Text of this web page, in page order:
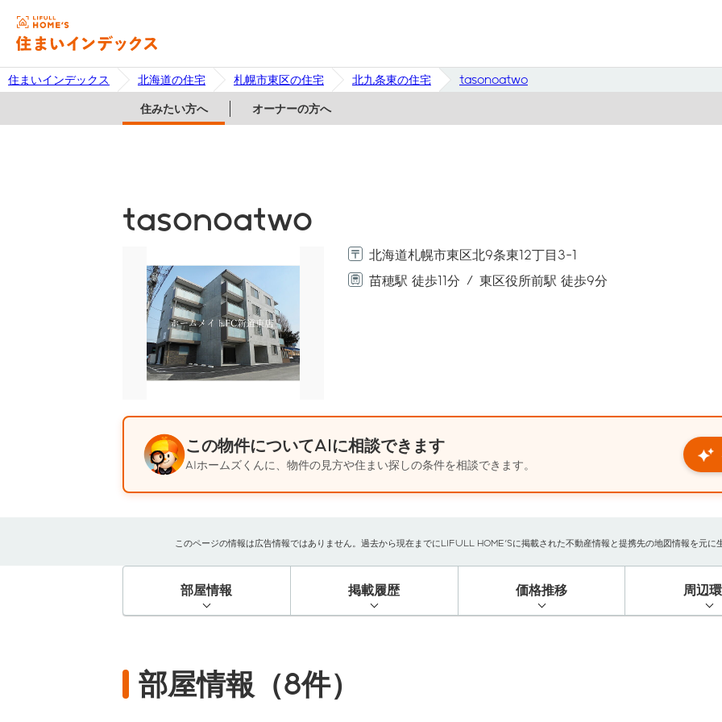
住まいインデックス 北海道の住宅 札幌市東区の住宅 北九条東の住宅 tasonoatwo
住みたい方へ オーナーの方へ
tasonoatwo
北海道札幌市東区北9条東12丁目3-1
苗穂駅 徒歩11分
東区役所前駅 徒歩9分
この物件についてAIに相談できます
AIホームズくんに、物件の見方や住まい探しの条件を相談できます。
このページの情報は広告情報ではありません。過去から現在までにLIFULL HOME'Sに掲載された不動産情報と提携先の地図情報を元
部屋情報 掲載履歴 価格推移 周辺
部屋情報（8件）